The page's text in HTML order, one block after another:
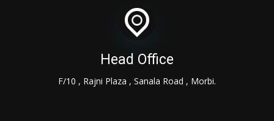
Head Office
F/10 , Rajni Plaza , Sanala Road , Morbi.